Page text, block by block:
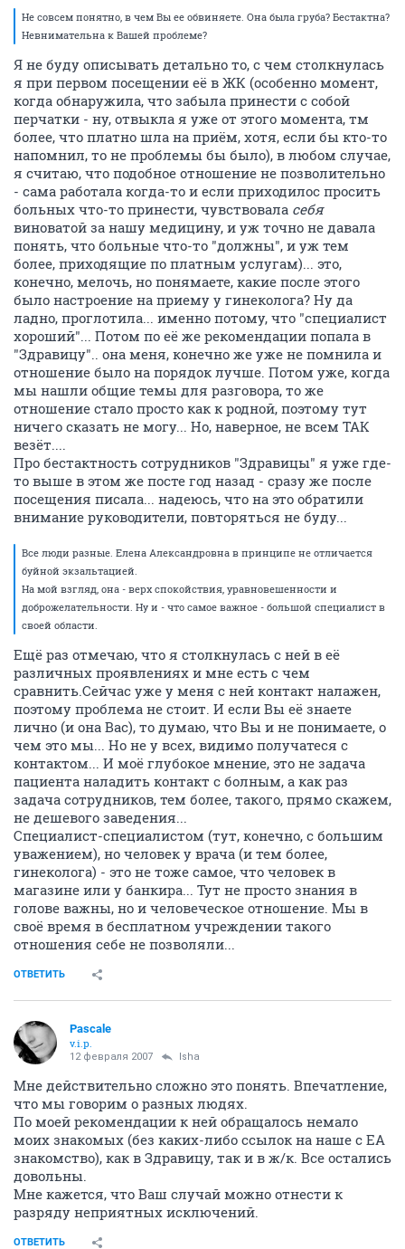
Не совсем понятно, в чем Вы ее обвиняете. Она была груба? Бестактна?
Невнимательна к Вашей проблеме?
Я не буду описывать детально то, с чем столкнулась
я при первом посещении её в ЖК (особенно момент,
когда обнаружила, что забыла принести с собой
перчатки - ну, отвыкла я уже от этого момента, тм
более, что платно шла на приём, хотя, если бы кто-то
напомнил, то не проблемы бы было), в любом случае,
я считаю, что подобное отношение не позволительно
- сама работала когда-то и если приходилос просить
больных что-то принести, чувствовала себя
виноватой за нашу медицину, и уж точно не давала
понять, что больные что-то "должны", и уж тем
более, приходящие по платным услугам)... это,
конечно, мелочь, но понямаете, какие после этого
было настроение на приему у гинеколога? Ну да
ладно, проглотила... именно потому, что "специалист
хороший"... Потом по её же рекомендации попала в
"Здравицу".. она меня, конечно же уже не помнила и
отношение было на порядок лучше. Потом уже, когда
мы нашли общие темы для разговора, то же
отношение стало просто как к родной, поэтому тут
ничего сказать не могу... Но, наверное, не всем ТАК
везёт....
Про бестактность сотрудников "Здравицы" я уже где-
то выше в этом же посте год назад - сразу же после
посещения писала... надеюсь, что на это обратили
внимание руководители, повторяться не буду...
Все люди разные. Елена Александровна в принципе не отличается
буйной экзальтацией.
На мой взгляд, она - верх спокойствия, уравновешенности и
доброжелательности. Ну и - что самое важное - большой специалист в
своей области.
Ещё раз отмечаю, что я столкнулась с ней в её
различных проявлениях и мне есть с чем
сравнить.Сейчас уже у меня с ней контакт налажен,
поэтому проблема не стоит. И если Вы её знаете
лично (и она Вас), то думаю, что Вы и не понимаете, о
чем это мы... Но не у всех, видимо получатеся с
контактом... И моё глубокое мнение, это не задача
пациента наладить контакт с болным, а как раз
задача сотрудников, тем более, такого, прямо скажем,
не дешевого заведения...
Специалист-специалистом (тут, конечно, с большим
уважением), но человек у врача (и тем более,
гинеколога) - это не тоже самое, что человек в
магазине или у банкира... Тут не просто знания в
голове важны, но и человеческое отношение. Мы в
своё время в бесплатном учреждении такого
отношения себе не позволяли...
ОТВЕТИТЬ
Pascale
v.i.p.
12 февраля 2007 Isha
Мне действительно сложно это понять. Впечатление,
что мы говорим о разных людях.
По моей рекомендации к ней обращалось немало
моих знакомых (без каких-либо ссылок на наше с ЕА
знакомство), как в Здравицу, так и в ж/к. Все остались
довольны.
Мне кажется, что Ваш случай можно отнести к
разряду неприятных исключений.
ОТВЕТИТЬ